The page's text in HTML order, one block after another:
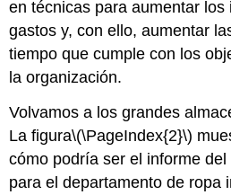
en técnicas para aumentar
gastos y, con ello, aumentar
tiempo que cumple con los
la organización.
Volvamos a los grandes
La figura\(\PageIndex{2}\)
cómo podría ser el informe
para el departamento de ropa